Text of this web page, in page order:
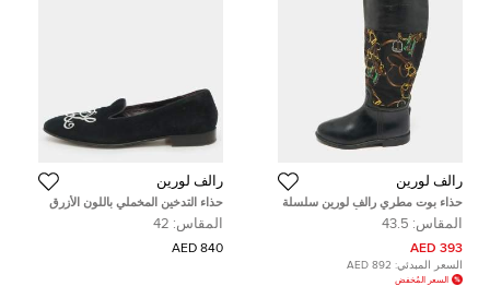
رالف لورين
حذاء بوت مطري رالف لورين سلسلة
طباعة ساتان ومطاط أسود مقاس
43.5
المقاس: 43.5
393 AED
السعر المبدئي: 892 AED
السعر المُخفض
رالف لورين
حذاء التدخين المخملي باللون الأزرق
الكحلي رالف لورين مقاس 42
المقاس: 42
840 AED